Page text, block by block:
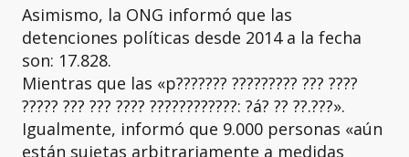
Asimismo, la ONG informó que las
detenciones políticas desde 2014 a la fecha
son: 17.828.
Mientras que las «p??????? ????????? ??? ????
????? ??? ??? ???? ????????????: ?á? ?? ??.???».
Igualmente, informó que 9.000 personas «aún
están sujetas arbitrariamente a medidas